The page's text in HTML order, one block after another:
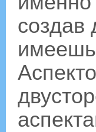
создав